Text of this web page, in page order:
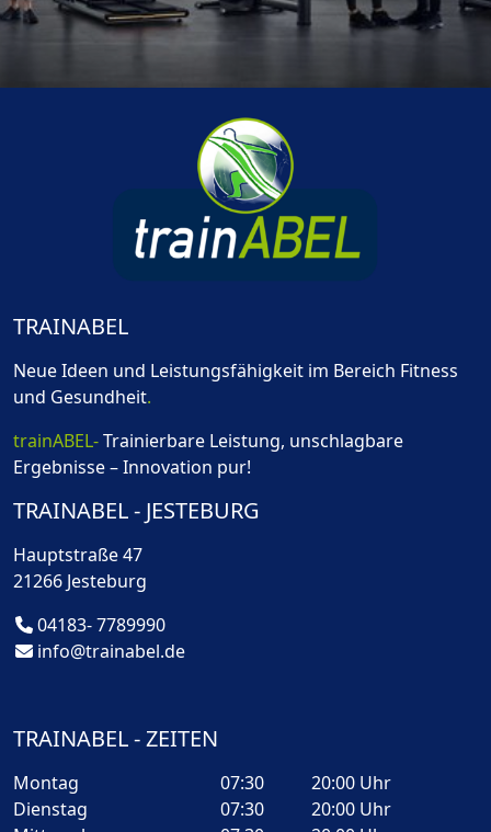
TRAINABEL
Neue Ideen und Leistungsfähigkeit im Bereich Fitness
und Gesundheit.
trainABEL-Trainierbare Leistung, unschlagbare
Ergebnisse – Innovation pur!
TRAINABEL - JESTEBURG
Hauptstraße 47
21266 Jesteburg
04183- 7789990
info@trainabel.de
TRAINABEL - ZEITEN
Montag 07:30
20:00 Uhr
Dienstag
07:30
20:00 Uhr